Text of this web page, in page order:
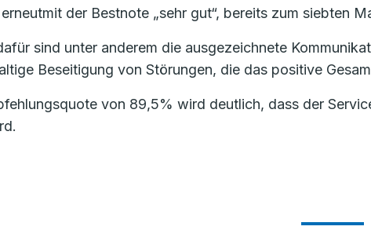
der Bestnote „sehr gut“, bereits zum siebten
sind unter anderem die ausgezeichnete
Beseitigung von Störungen, die das positive
von 89,5% wird deutlich, dass der